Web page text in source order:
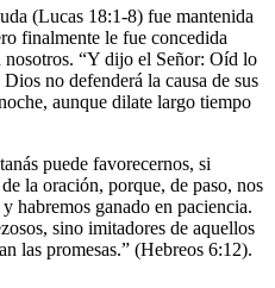
(Lucas 18:1-8) fue mantenida
finalmente le fue concedida
nosotros. “Y dijo el Señor: Oíd lo
no defenderá la causa de sus
aunque dilate largo tiempo
puede favorecernos, si
la oración, porque, de paso, nos
habremos ganado en paciencia.
sino imitadores de aquellos
las promesas.” (Hebreos 6:12).